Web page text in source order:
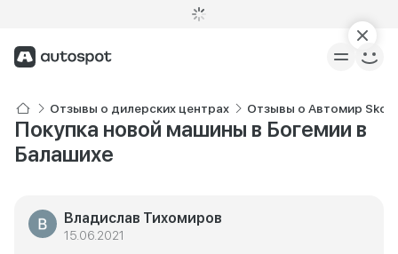
Отзывы о дилерских центрах Отзывы о Автомир
Покупка новой машины в Богемии в
Балашихе
Владислав Тихомиров
15.06.2021